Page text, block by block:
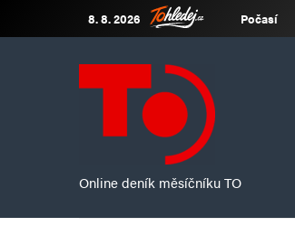
8. 8. 2026 Počasí
Online deník měsíčníku TO